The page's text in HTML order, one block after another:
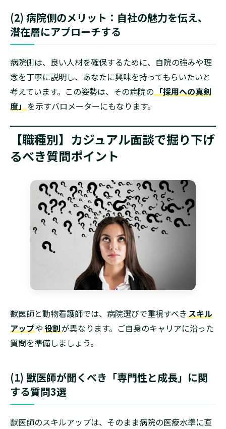
(2) 病院側のメリット：自社の魅力を伝え、
潜在層にアプローチする
病院側は、良い人材を確保するために、自院の強みや理
念を丁寧に説明し、あなたに興味を持ってもらいたいと
考えています。この姿勢は、その病院の「採用への真剣
度」を示すバロメーターにもなります。
【職種別】カジュアル面談で掘り下げ
るべき質問ポイント
獣医師と動物看護師では、病院選びで重視すべきスキル
アップや役割が異なります。ご自身のキャリアに沿った
質問を準備しましょう。
(1) 獣医師が聞くべき「専門性と成長」に関
する質問3選
獣医師のスキルアップは、そのまま病院の医療水準に直